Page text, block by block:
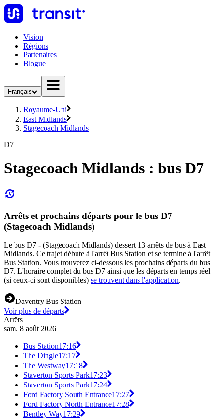
Vision
Régions
Partenaires
Blogue
Français
Royaume-Uni
East Midlands
Stagecoach Midlands
D7
Stagecoach Midlands : bus D7
Arrêts et prochains départs pour le bus D7
(Stagecoach Midlands)
Le bus D7 - (Stagecoach Midlands) dessert 13 arrêts de bus à East
Midlands. Ce trajet débute à l'arrêt Bus Station et se termine à l'arrêt
Bus Station. Vous trouverez ci-dessous les prochains départs du bus
D7. L'horaire complet du bus D7 ainsi que les départs en temps réel
(si ceux-ci sont disponibles) se trouvent dans l'application.
Daventry Bus Station
Voir plus de départs
Arrêts
sam. 8 août 2026
Bus Station17:16
The Dingle17:17
The Westway17:18
Staverton Sports Park17:23
Staverton Sports Park17:24
Ford Factory South Entrance17:27
Ford Factory North Entrance17:28
Bentley Way17:29